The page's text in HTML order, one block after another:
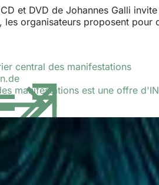
et DVD de Johannes Galli
les organisateurs proposent
central des manifestations
dans
un
nouvel
onglet)
manifestations est une offre